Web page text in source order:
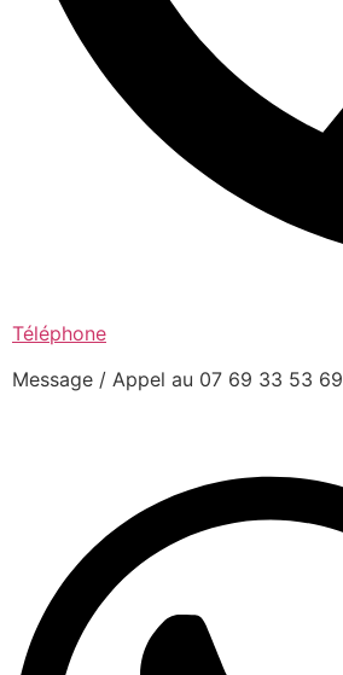
Téléphone
Message / Appel au 07 69 33 53 69